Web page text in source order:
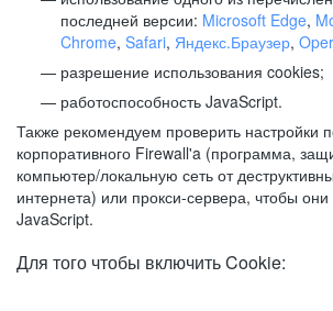
последней версии: Microsoft Edge,
Chrome, Safari, Яндекс.Браузер,
разрешение использования cookies;
работоспособность JavaScript.
Также рекомендуем проверить настройки
корпоративного Firewall'a (программа,
компьютер/локальную сеть от
интернета) или прокси-сервера, чтобы
JavaScript.
Для того чтобы включить Cookie: